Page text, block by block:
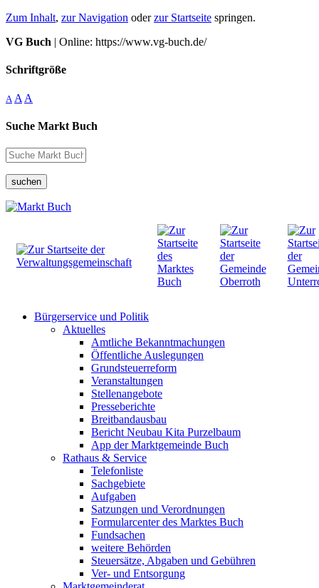
Zum Inhalt, zur Navigation oderzur Startseite springen.
VG Buch | Online: https://www.vg-buch.de/
Schriftgröße
A A A
Suche Markt Buch
suchen
Bürgerservice und Politik
Aktuelles
Amtliche Bekanntmachungen
Öffentliche Auslegungen
Grundsteuerreform
Veranstaltungen
Stellenangebote
Presseberichte
Breitbandausbau
Bericht Neubau Kita Purzelbaum
App der Marktgemeinde Buch
Rathaus & Service
Telefonliste
Sachgebiete
Aufgaben
Satzungen und Verordnungen
Formularcenter des Marktes Buch
Fundsachen
weitere Behörden
Steuersätze, Abgaben und Gebühren
Ver- und Entsorgung